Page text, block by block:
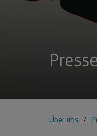
Über uns